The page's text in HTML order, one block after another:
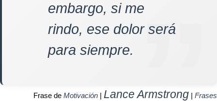
embargo, si me
rindo, ese dolor será
para siempre.
Frase de Motivación | Lance Armstrong | Frases